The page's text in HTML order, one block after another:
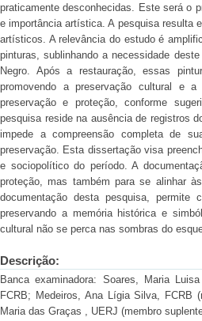
praticamente desconhecidas. Este será o
e importância artística. A pesquisa resulta
artísticos. A relevância do estudo é
pinturas, sublinhando a necessidade
Negro. Após a restauração, essas
promovendo a preservação cultural e
preservação e proteção, conforme
pesquisa reside na ausência de registros
impede a compreensão completa de
preservação. Esta dissertação visa
e sociopolítico do período. A
proteção, mas também para se alinhar
documentação desta pesquisa,
preservando a memória histórica e
cultural não se perca nas sombras do
Descrição:
Banca examinadora: Soares, Maria
FCRB; Medeiros, Ana Lígia Silva, FCRB
Maria das Graças , UERJ (membro